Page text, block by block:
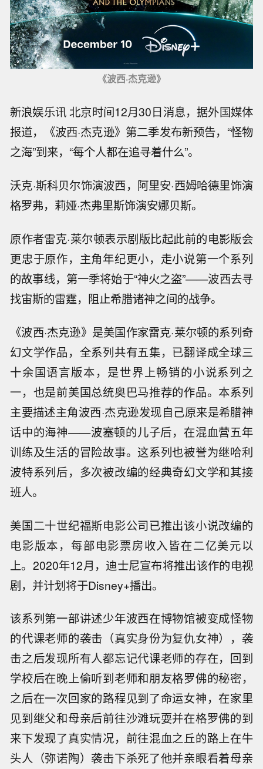
《波西·杰克逊》
新浪娱乐讯 北京时间12月30日消息，据外国媒体
报道，《波西·杰克逊》第二季发布新预告，“怪物
之海”到来，“每个人都在追寻着什么”。
沃克·斯科贝尔饰演波西，阿里安·西姆哈德里饰演
格罗弗，莉娅·杰弗里斯饰演安娜贝斯。
原作者雷克·莱尔顿表示剧版比起此前的电影版会
更忠于原作，主角年纪更小，走小说第一个系列
的故事线，第一季将始于“神火之盗”——波西去寻
找宙斯的雷霆，阻止希腊诸神之间的战争。
《波西·杰克逊》是美国作家雷克·莱尔顿的系列奇
幻文学作品，全系列共有五集，已翻译成全球三
十余国语言版本，是世界上畅销的小说系列之
一，也是前美国总统奥巴马推荐的作品。本系列
主要描述主角波西·杰克逊发现自己原来是希腊神
话中的海神——波塞顿的儿子后，在混血营五年
训练及生活的冒险故事。这系列也被誉为继哈利
波特系列后，多次被改编的经典奇幻文学和其接
班人。
美国二十世纪福斯电影公司已推出该小说改编的
电影版本，每部电影票房收入皆在二亿美元以
上。2020年12月，迪士尼宣布将推出该作的电视
剧，并计划将于Disney+播出。
该系列第一部讲述少年波西在博物馆被变成怪物
的代课老师的袭击（真实身份为复仇女神），袭
击之后发现所有人都忘记代课老师的存在，回到
学校后在晚上偷听到老师和朋友格罗佛的秘密，
之后在一次回家的路程见到了命运女神，在家里
见到继父和母亲后前往沙滩玩耍并在格罗佛的到
来下发现了真实情况，前往混血之丘的路上在牛
头人（弥诺陶）袭击下杀死了他并亲眼看着母亲